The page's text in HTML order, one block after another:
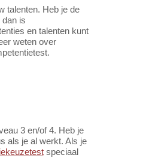
talenten. Heb je de
is
en talenten kunt
weten over
3 en/of 4. Heb je
als je al werkt. Als je
speciaal